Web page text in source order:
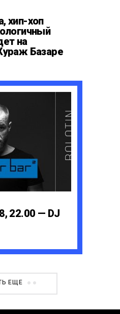
хип-хоп
на
Базаре
22.00 — DJ
ЕЩЕ